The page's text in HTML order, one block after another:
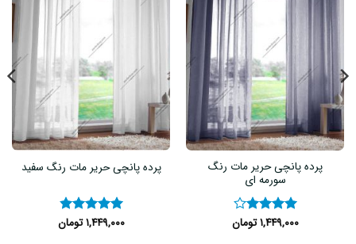
پرده پانچی حریر مات رنگ
سورمه ای
نمره۴
۱,۴۴۹,۰۰۰ تومان
پرده پانچی حریر مات رنگ سفید
نمره۴.۸۳۱,۴۴۹,۰۰۰ تومان